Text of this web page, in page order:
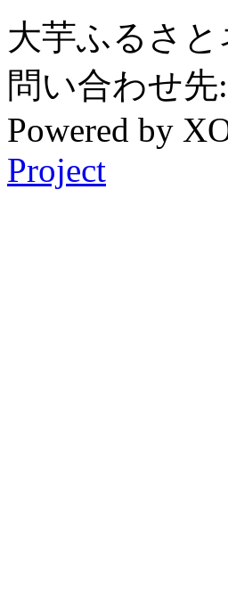
大芋ふるさ
問い合わせ先
Powered by
Project